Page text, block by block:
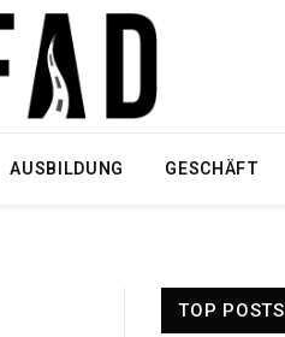
AUSBILDUNG GESCHÄFT
TOP POSTS